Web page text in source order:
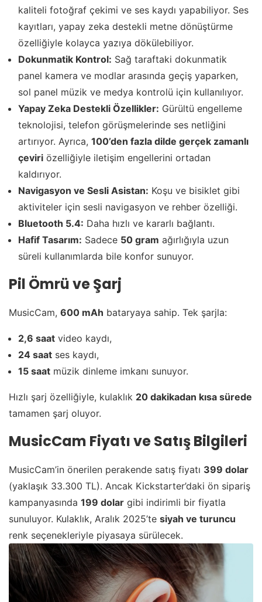
kaliteli fotoğraf çekimi ve ses kaydı yapabiliyor. Ses
kayıtları, yapay zeka destekli metne dönüştürme
özelliğiyle kolayca yazıya dökülebiliyor.
Dokunmatik Kontrol: Sağ taraftaki dokunmatik
panel kamera ve modlar arasında geçiş yaparken,
sol panel müzik ve medya kontrolü için kullanılıyor.
Yapay Zeka Destekli Özellikler: Gürültü engelleme
teknolojisi, telefon görüşmelerinde ses netliğini
artırıyor. Ayrıca, 100’den fazla dilde gerçek zamanlı
çeviri özelliğiyle iletişim engellerini ortadan
kaldırıyor.
Navigasyon ve Sesli Asistan: Koşu ve bisiklet gibi
aktiviteler için sesli navigasyon ve rehber özelliği.
Bluetooth 5.4: Daha hızlı ve kararlı bağlantı.
Hafif Tasarım: Sadece 50 gram ağırlığıyla uzun
süreli kullanımlarda bile konfor sunuyor.
Pil Ömrü ve Şarj
MusicCam, 600 mAh bataryaya sahip. Tek şarjla:
2,6 saat video kaydı,
24 saat ses kaydı,
15 saat müzik dinleme imkanı sunuyor.
Hızlı şarj özelliğiyle, kulaklık 20 dakikadan kısa sürede
tamamen şarj oluyor.
MusicCam Fiyatı ve Satış Bilgileri
MusicCam’in önerilen perakende satış fiyatı 399 dolar
(yaklaşık 33.300 TL). Ancak Kickstarter’daki ön sipariş
kampanyasında 199 dolar gibi indirimli bir fiyatla
sunuluyor. Kulaklık, Aralık 2025’te siyah ve turuncu
renk seçenekleriyle piyasaya sürülecek.